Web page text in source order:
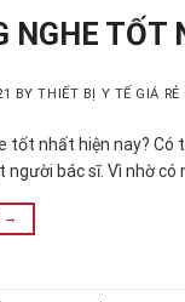
NGHE TỐT
BYTHIẾT BỊ Y TẾ GIÁ
tốt nhất hiện nay? Có
bác sĩ. Vì nhờ có
→